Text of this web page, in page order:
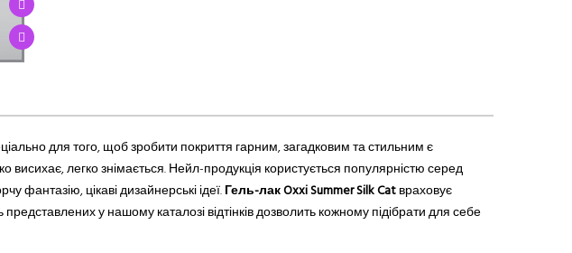
для того, щоб зробити покриття гарним, загадковим та стильним є
легко знімається. Нейл-продукція користується популярністю серед
фантазію, цікаві дизайнерські ідеї.Гель-лак OxxiSummer Silk Catвраховує
у нашому каталозі відтінків дозволить кожному підібрати для себе